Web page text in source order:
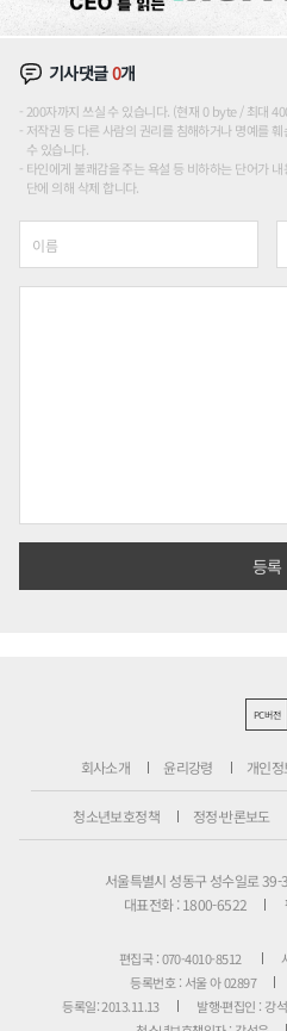
기사댓글0개
200자까지 쓰실 수 있습니다. (현재 0 byte / 최대
저작권 등 다른 사람의 권리를 침해하거나 명예를
수 있습니다.
타인에게 불쾌감을 주는 욕설 등 비하하는 단어가
단에 의해 삭제 합니다.
PC버전
회사소개 윤리강령 개인
청소년보호정책 정정·반론보도
서울특별시 성동구 성수일로
대표전화 : 1800-6522
편집국 : 070-4010-8512
등록번호 : 서울 아 02897
등록일: 2013.11.13
발행·편집인 : 강